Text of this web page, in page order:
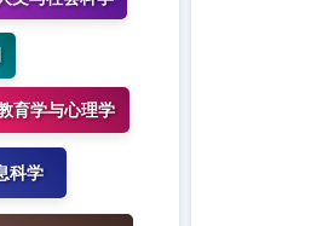
育学与心理学
科学